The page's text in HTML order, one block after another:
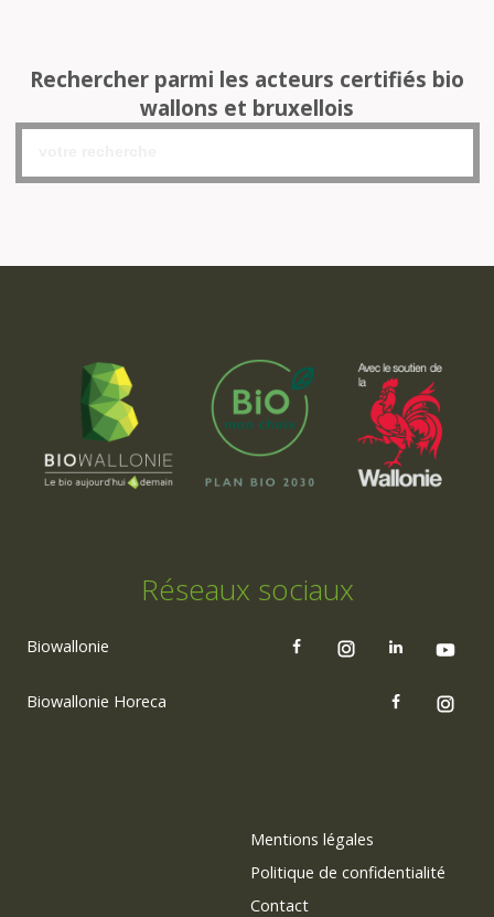
Rechercher parmi les acteurs certifiés bio
wallons et bruxellois
Réseaux sociaux
Biowallonie
Biowallonie Horeca
Mentions légales
Politique de confidentialité
Contact